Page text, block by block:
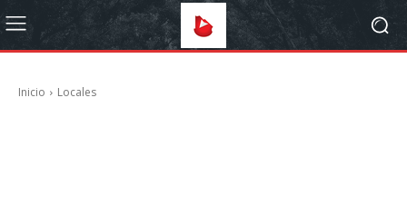
Inicio Locales